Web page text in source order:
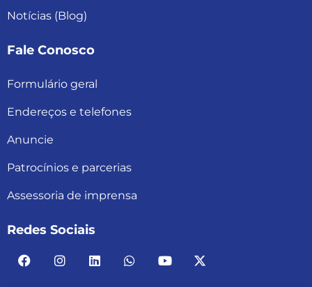
Notícias (Blog)
Fale Conosco
Formulário geral
Endereços e telefones
Anuncie
Patrocínios e parcerias
Assessoria de imprensa
Redes Sociais